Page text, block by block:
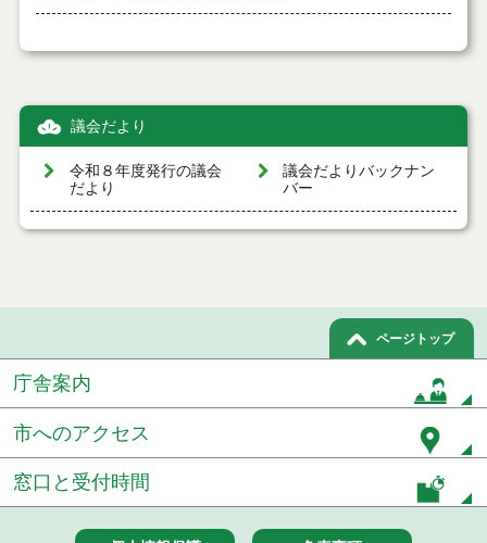
議会だより
令和８年度発行の議会
だより
議会だよりバックナン
バー
ページトップ
庁舎案内
市へのアクセス
窓口と受付時間